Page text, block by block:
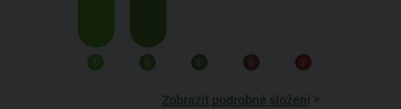
Zobrazit podrobné složení >